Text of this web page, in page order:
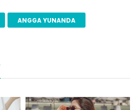
ANGGA YUNANDA